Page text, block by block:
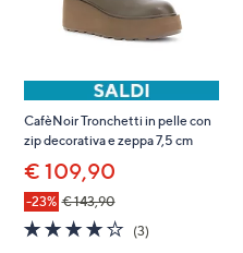
CafèNoir Tronchetti in pelle con
zip decorativa e zeppa 7,5 cm
€ 109,90
-23% € 143,90
3.7
of
(3)3